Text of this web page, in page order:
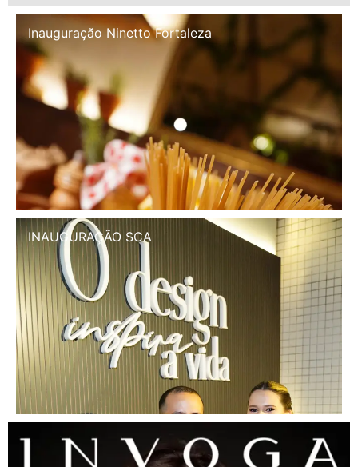
Inauguração Illa Café
INAUGURAÇÃO SCA